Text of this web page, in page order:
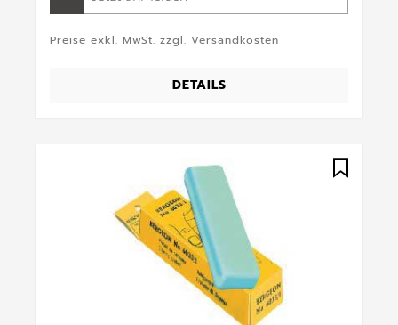
Preise exkl. MwSt. zzgl. Versandkosten
DETAILS